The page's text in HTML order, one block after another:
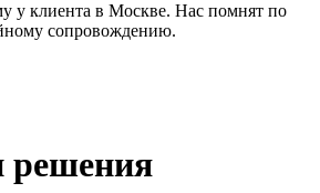
у клиента в Москве. Нас помнят по
сопровождению.